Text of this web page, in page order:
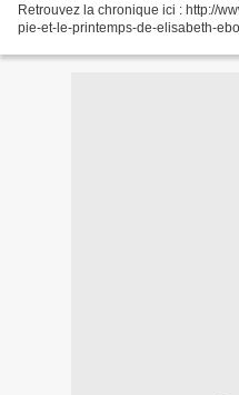
Retrouvez la chronique ici : http://
pie-et-le-printemps-de-elisabeth-